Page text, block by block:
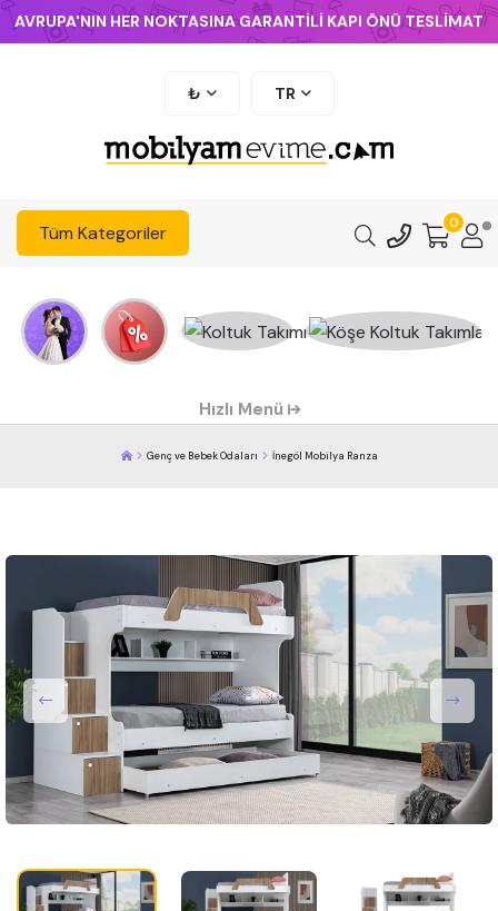
AVRUPA'NIN HER NOKTASINA GARANTİLİ KAPI ÖNÜ TESLİMAT
₺ TR
Tüm Kategoriler 0
Hızlı Menü
Genç ve Bebek Odaları İnegöl Mobilya Ranza